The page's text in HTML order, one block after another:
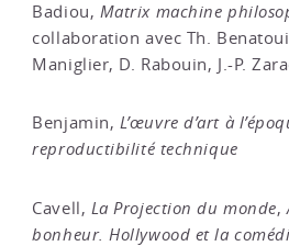
Badiou, Matrix machine
collaboration avec Th.
Maniglier, D. Rabouin, J.-P.
Benjamin, L’œuvre d’art à
reproductibilité technique
Cavell, La Projection du monde,
bonheur. Hollywood et la